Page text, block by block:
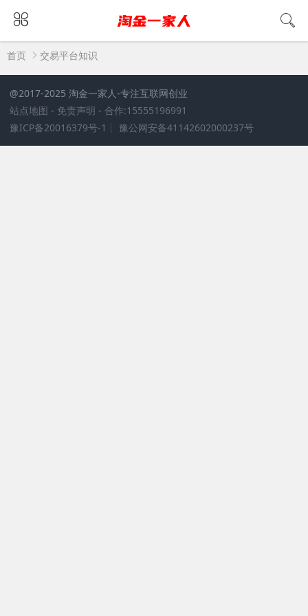
首页 交易平台知识
@2017-2025 淘金一家人-专注互联网创业
站点地图 - 免责声明 - 合作:15555196991
豫ICP备20016379号-1 ┊ 豫公网安备41142602000237号